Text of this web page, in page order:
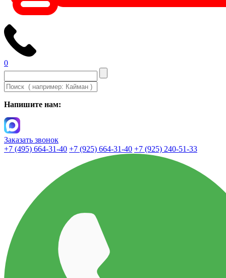
0
Напишите нам:
Заказать звонок
+7 (495) 664-31-40 +7 (925) 664-31-40 +7 (925) 240-51-33